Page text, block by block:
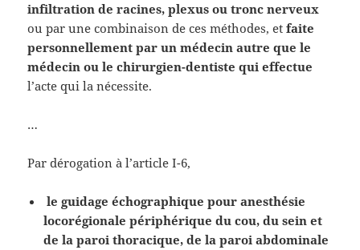
infiltration de racines, plexus ou tronc nerveux
ou par une combinaison de ces méthodes, etfaite
personnellement par un médecin autre que le
médecin ou le chirurgien-dentiste qui effectue
l’acte qui la nécessite.
…
Par dérogation à l’article I-6,
le guidage échographique pour anesthésie
locorégionale périphérique du cou, du sein et
de la paroi thoracique, de la paroi abdominale